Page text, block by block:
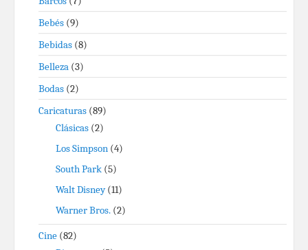
Bebés (9)
Bebidas (8)
Belleza (3)
Bodas (2)
Caricaturas (89)
Clásicas (2)
Los Simpson (4)
South Park (5)
Walt Disney(11)
Warner Bros. (2)
Cine (82)